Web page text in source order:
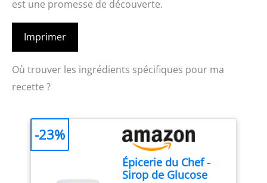
est une promesse de découverte.
Imprimer
Où trouver les ingrédients spécifiques pour ma
recette ?
Épicerie du Chef -
Sirop de Glucose
-23%